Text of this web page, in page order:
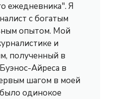
ежедневника". Я
с богатым
опытом. Мой
и
полученный в
Айреса в
шагом в моей
одинокое